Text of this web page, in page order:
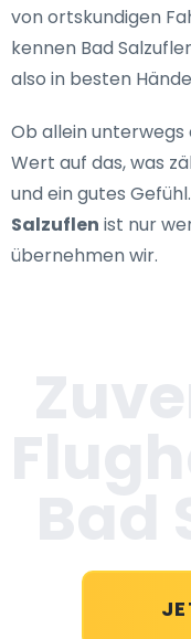
von ortskundigen
kennen Bad
also in besten
Ob allein
Wert auf das, was
und ein gutes
Salzuflen ist nur
übernehmen wir.